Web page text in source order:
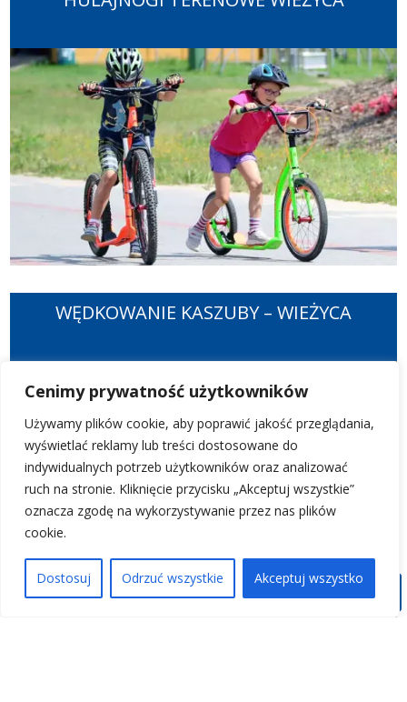
Cenimy prywatność użytkowników
Używamy plików cookie, aby poprawić jakość przeglądania,
wyświetlać reklamy lub treści dostosowane do
indywidualnych potrzeb użytkowników oraz analizować
ruch na stronie. Kliknięcie przycisku „Akceptuj wszystkie”
oznacza zgodę na wykorzystywanie przez nas plików
cookie.
Dostosuj Odrzuć wszystkie Akceptuj wszystko
WĘDKOWANIE KASZUBY – WIEŻYCA